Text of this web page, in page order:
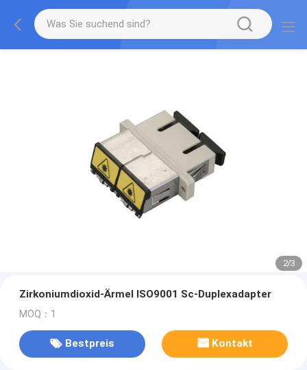
2/3
Zirkoniumdioxid-Ärmel ISO9001 Sc-Duplexadapter
MOQ：1
Bestpreis Kontakt